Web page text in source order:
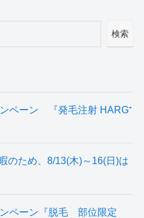
検索
ペーン 『発毛注射 HARG⁺
のため、8/13(木)～16(日)は
ンペーン『脱毛 部位限定